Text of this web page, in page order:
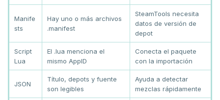
Manife
sts
Hay uno o más archivos
.manifest
SteamTools necesita
datos de versión de
depot
Script
Lua
El .lua menciona el
mismo AppID
Conecta el paquete
con la importación
JSON
Título, depots y fuente
son legibles
Ayuda a detectar
mezclas rápidamente